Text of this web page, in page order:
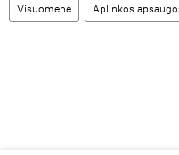
Visuomenė Aplinkos